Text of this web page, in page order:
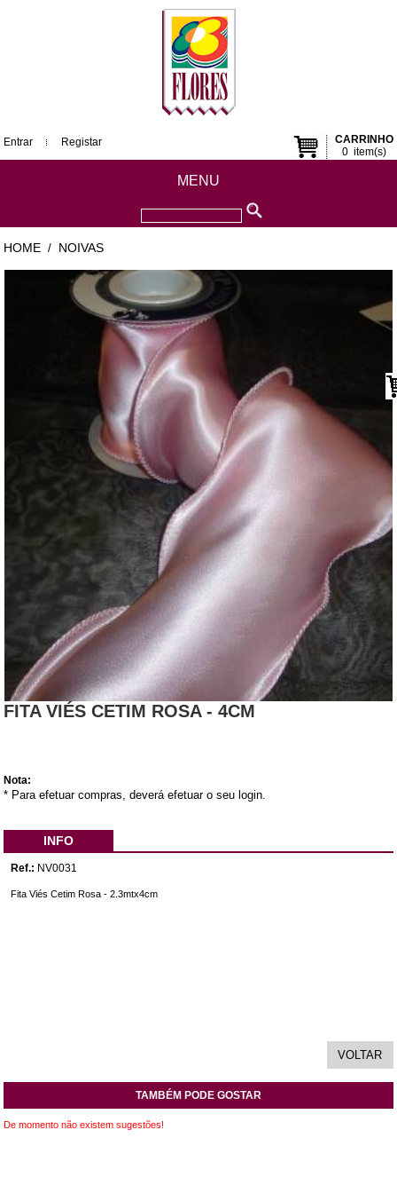
CARRINHO
0item(s)
Entrar Registar
MENU
HOME / NOIVAS
FITA VIÉS CETIM ROSA - 4CM
Nota:
* Para efetuar compras, deverá efetuar o seu login.
INFO
Ref.: NV0031
Fita Viés Cetim Rosa - 2.3mtx4cm
TAMBÉM PODE GOSTAR
De momento não existem sugestões!